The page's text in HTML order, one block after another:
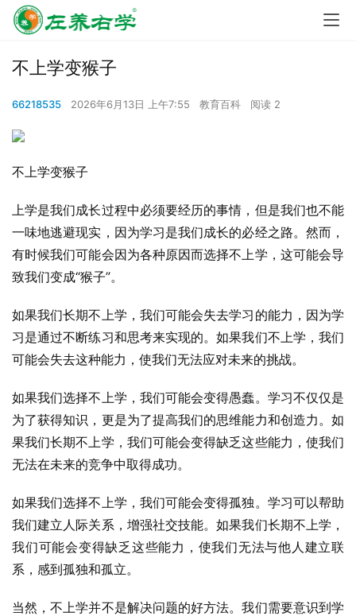
不上学变猴子
66218535 2026年6月13日 上午7:55 教育百科 阅读 2
不上学变猴子
上学是我们成长过程中必须要经历的事情，但是我们也不能
一味地逃避现实，因为学习是我们成长的必经之路。然而，
有时候我们可能会因为各种原因而选择不上学，这可能会导
致我们变成“猴子”。
如果我们长期不上学，我们可能会失去学习的能力，因为学
习是通过不断练习和思考来实现的。如果我们不上学，我们
可能会失去这种能力，使我们无法应对未来的挑战。
如果我们选择不上学，我们可能会变得愚蠢。学习不仅仅是
为了获得知识，更是为了提高我们的思维能力和创造力。如
果我们长期不上学，我们可能会变得缺乏这些能力，使我们
无法在未来的竞争中取得成功。
如果我们选择不上学，我们可能会变得孤独。学习可以帮助
我们建立人际关系，增强社交技能。如果我们长期不上学，
我们可能会变得缺乏这些能力，使我们无法与他人建立联
系，感到孤独和孤立。
当然，不上学并不是解决问题的好方法。我们需要意识到学